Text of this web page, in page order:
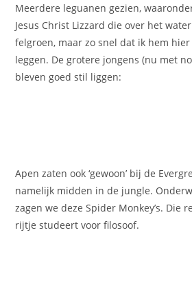
Meerdere leguanen gezien,
Jesus Christ Lizzard die over het
felgroen, maar zo snel dat ik hem
leggen. De grotere jongens (nu met
bleven goed stil liggen:
Apen zaten ook ‘gewoon’ bij de
namelijk midden in de jungle.
zagen we deze Spider Monkey’s. Die
rijtje studeert voor filosoof.